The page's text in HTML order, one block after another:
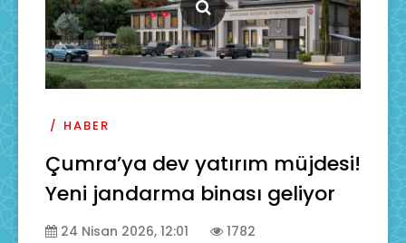
HABER
Çumra’ya dev yatırım müjdesi!
Yeni jandarma binası geliyor
24 Nisan 2026, 12:01 1782